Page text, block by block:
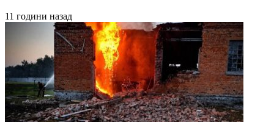
11 години назад